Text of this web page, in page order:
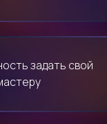
задать свой